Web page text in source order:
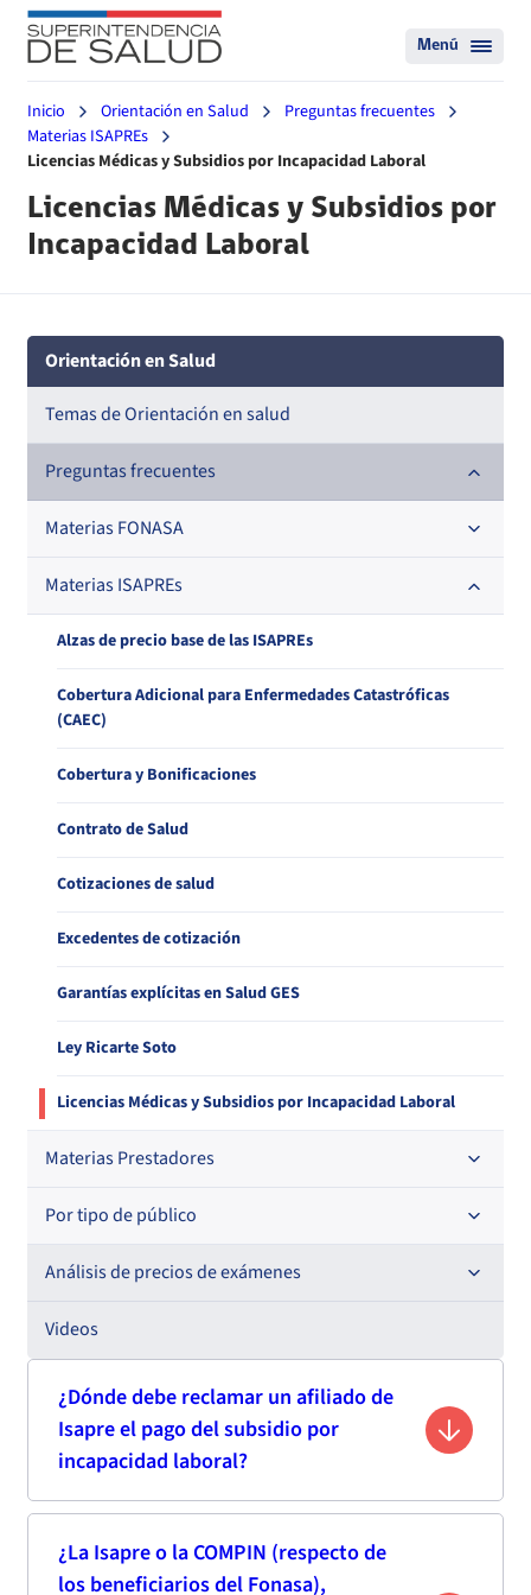
Menú
Inicio Orientación en Salud
Preguntas frecuentes
Materias ISAPREs
Licencias Médicas y Subsidios por Incapacidad Laboral
Licencias Médicas y Subsidios por
Incapacidad Laboral
Orientación en Salud
Temas de Orientación en salud
Preguntas frecuentes
Materias FONASA
Afiliación y Desafiliación
Cobertura y Bonificaciones
Cotizaciones de Salud
Materias ISAPREs
Alzas de precio base de las ISAPREs
Cobertura Adicional para Enfermedades Catastróficas
(CAEC)
Cobertura y Bonificaciones
Contrato de Salud
Cotizaciones de salud
Excedentes de cotización
Garantías explícitas en Salud GES
Ley Ricarte Soto
Licencias Médicas y Subsidios por Incapacidad Laboral
Materias Prestadores
Acreditación de Prestadores
Convenios de colaboración
Ley de cheque en garantía
Mediación con prestadores
Por tipo de público
Beneficiarios FONASA
Beneficiarios ISAPREs
Entidades certificadoras
Prestadores institucionales
Análisis de precios de exámenes
Explorador de precios de exámenes de laboratorio e
imagenología
Radar de precios en salud sexual y reproductiva
Videos
¿Dónde debe reclamar un afiliado de
Isapre el pago del subsidio por
incapacidad laboral?
El afiliado de una Isapre a quien le ha sido rechazado
el derecho al subsidio por incapacidad laboral o
¿La Isapre o la COMPIN (respecto de
los beneficiarios del Fonasa),